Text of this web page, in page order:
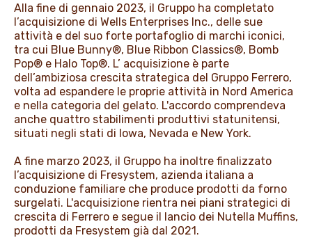
Alla fine di gennaio 2023, il Gruppo ha completato
l’acquisizione di Wells Enterprises Inc., delle sue
attività e del suo forte portafoglio di marchi iconici,
tra cui Blue Bunny®, Blue Ribbon Classics®, Bomb
Pop® e Halo Top®. L’ acquisizione è parte
dell’ambiziosa crescita strategica del Gruppo Ferrero,
volta ad espandere le proprie attività in Nord America
e nella categoria del gelato. L'accordo comprendeva
anche quattro stabilimenti produttivi statunitensi,
situati negli stati di Iowa, Nevada e New York.
A fine marzo 2023, il Gruppo ha inoltre finalizzato
l’acquisizione di Fresystem, azienda italiana a
conduzione familiare che produce prodotti da forno
surgelati. L'acquisizione rientra nei piani strategici di
crescita di Ferrero e segue il lancio dei Nutella Muffins,
prodotti da Fresystem già dal 2021.